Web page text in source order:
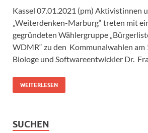
Kassel 07.01.2021 (pm) Aktivistinnen
„Weiterdenken-Marburg“ treten mit
gegründeten Wählergruppe
WDMR“ zu den Kommunalwahlen am
Biologe und Softwareentwickler Dr.
WEITERLESEN
SUCHEN